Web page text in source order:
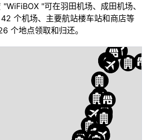
"可在羽田机场、成田机场、
个机场、主要航站楼车站和商店等
个地点领取和归还。